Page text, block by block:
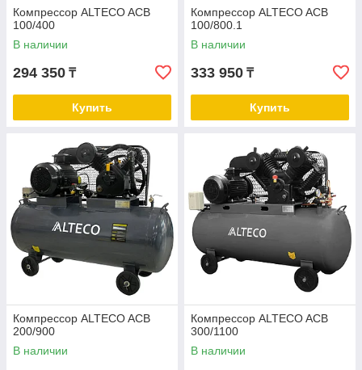
Компрессор ALTECO ACB
100/400
В наличии
294 350 ₸
Купить
Компрессор ALTECO ACB
100/800.1
В наличии
333 950 ₸
Купить
Компрессор ALTECO ACB
200/900
В наличии
Компрессор ALTECO ACB
300/1100
В наличии